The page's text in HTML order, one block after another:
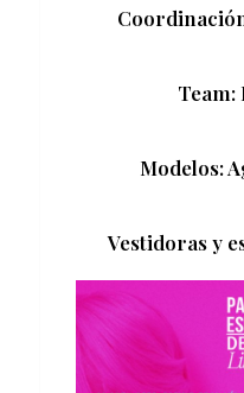
Team:
Modelos:
Vestidoras y